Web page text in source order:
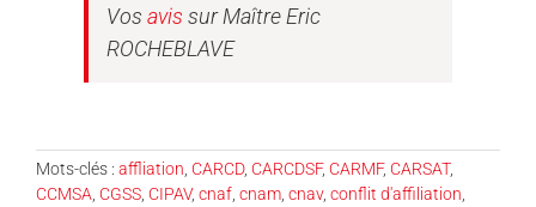
Vos avis sur Maître Eric
ROCHEBLAVE
Mots-clés : affliation CARCD, CARCDSF, CARMF, CARSAT,
CCMSA CGSS CIPAV, cnaf cnam cnav, conflit d'affiliation